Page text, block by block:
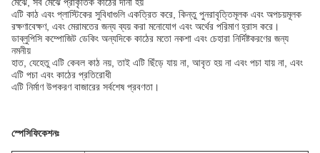
এটি কাঠ এবং প্লাস্টিকের সুবিধাগুলি একত্রিত করে, কিন্তু পুনরাবৃত্তিমূলক এবং অপচয়মূলক
রক্ষণাবেক্ষণ, এবং মেরামতের জন্য ব্যয় করা মনোযোগ এবং অর্থের পরিমাণ হ্রাস করে।
ডাব্লুপিসি কম্পোজিট ডেকিং অন্যদিকে কাঠের মতো নকশা এবং চেহারা নির্দিষ্টকরণের জন্য
নমনীয়
হাত, যেহেতু এটি কেবল কাঠ নয়, তাই এটি ছিঁড়ে যায় না, আবৃত হয় না এবং পচা যায় না, এবং
এটি পচা এবং কাঠের প্রতিরোধী
এটি নির্মাণ উপকরণ বাজারের সর্বশেষ প্রবণতা।
স্পেসিফিকেশনঃ